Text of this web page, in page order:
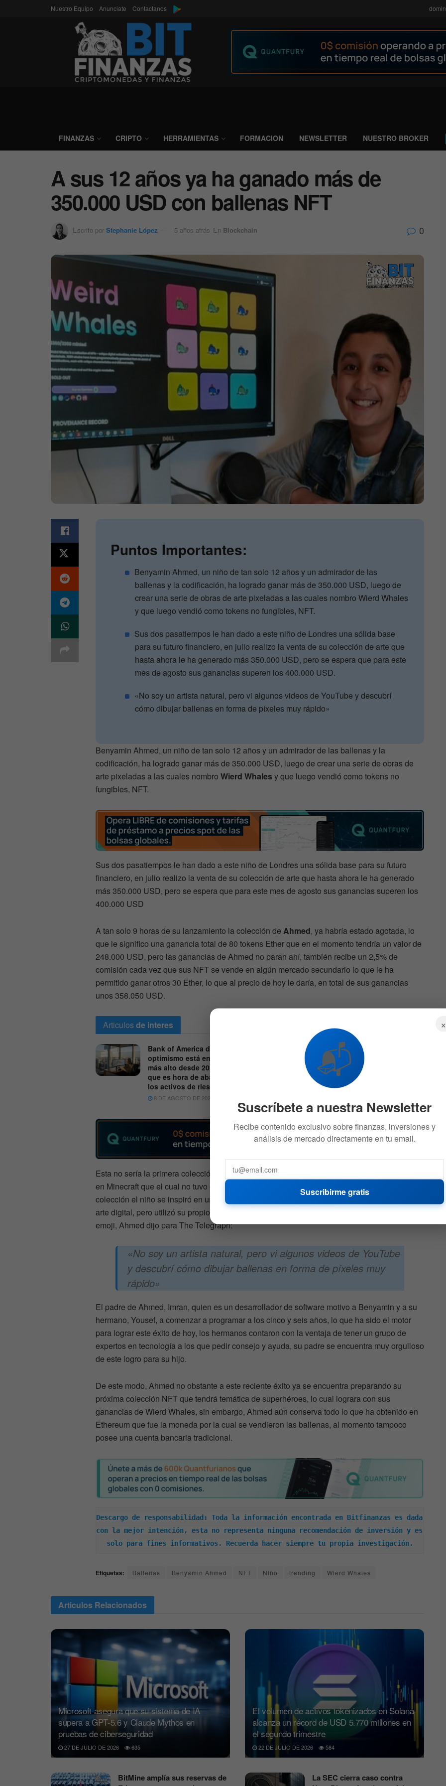
Nuestro Equipo Anunciate Contactanos
FINANZAS CRIPTO HERRAMIENTAS FORMACION NEWSLETTER NUESTRO BROKER
A sus 12 años ya ha ganado más de
350.000 USD con ballenas NFT
Escrito por Stephanie López 5 años atrás En Blockchain 0
Puntos Importantes:
Benyamin Ahmed, un niño de tan solo 12 años y un admirador de las
ballenas y la codificación, ha logrado ganar más de 350.000 USD, luego de
crear una serie de obras de arte pixeladas a las cuales nombro Wierd Whales
y que luego vendió como tokens no fungibles, NFT.
Sus dos pasatiempos le han dado a este niño de Londres una sólida base
para su futuro financiero, en julio realizo la venta de su colección de arte que
hasta ahora le ha generado más 350.000 USD, pero se espera que para este
mes de agosto sus ganancias superen los 400.000 USD.
«No soy un artista natural, pero vi algunos videos de YouTube y descubrí
cómo dibujar ballenas en forma de píxeles muy rápido»
Benyamin Ahmed, un niño de tan solo 12 años y un admirador de las ballenas y la
codificación, ha logrado ganar más de 350.000 USD, luego de crear una serie de obras de
arte pixeladas a las cuales nombro Wierd Whales y que luego vendió como tokens no
fungibles, NFT.
Sus dos pasatiempos le han dado a este niño de Londres una sólida base para su futuro
financiero, en julio realizo la venta de su colección de arte que hasta ahora le ha generado
más 350.000 USD, pero se espera que para este mes de agosto sus ganancias superen los
400.000 USD
A tan solo 9 horas de su lanzamiento la colección de Ahmed, ya habría estado agotada, lo
que le significo una ganancia total de 80 tokens Ether que en el momento tendría un valor de
248.000 USD, pero las ganancias de Ahmed no paran ahí, también recibe un 2,5% de
comisión cada vez que sus NFT se vende en algún mercado secundario lo que le ha
permitido ganar otros 30 Ether, lo que al precio de hoy le daría, en total de sus ganancias
unos 358.050 USD.
Articulosde interes
Bank of America dice que el
optimismo está en su nivel
más alto desde 2021 por lo
que es hora de abandonar
los activos de riesgo
8 DE AGOSTO DE 2026
Las acciones de software
son un caos absoluto.
También lo es todo el
negocio de la IA
7 DE AGOSTO DE 2026
Esta no sería la primera colección de Ahmed anteriormente habría lanzado un set inspirado
en Minecraft que el cual no tuvo el rendimiento que Wierd Whales ha tenido. Para esta
colección el niño se inspiró en un meme de ballena pixelada el cual es un conocido estilo de
arte digital, pero utilizó su propio programa para crear el conjunto de 3.350 ballenas tipo
emoji, Ahmed dijo para The Telegraph:
«No soy un artista natural, pero vi algunos videos de YouTube
y descubrí cómo dibujar ballenas en forma de píxeles muy
rápido»
El padre de Ahmed, Imran, quien es un desarrollador de software motivo a Benyamin y a su
hermano, Yousef, a comenzar a programar a los cinco y seis años, lo que ha sido el motor
para lograr este éxito de hoy, los hermanos contaron con la ventaja de tener un grupo de
expertos en tecnología a los que pedir consejo y ayuda, su padre se encuentra muy orgulloso
de este logro para su hijo.
De este modo, Ahmed no obstante a este reciente éxito ya se encuentra preparando su
próxima colección NFT que tendrá temática de superhéroes, lo cual lograra con sus
ganancias de Wierd Whales, sin embargo, Ahmed aún conserva todo lo que ha obtenido en
Ethereum que fue la moneda por la cual se vendieron las ballenas, al momento tampoco
posee una cuenta bancaria tradicional.
Descargo de responsabilidad: Toda la información encontrada en Bitfinanzas es dada
con la mejor intención, esta no representa ninguna recomendación de inversión y es
solo para fines informativos. Recuerda hacer siempre tu propia investigación.
Etiquetas: Ballenas Benyamin Ahmed NFT Niño trending Wierd Whales
Articulos Relacionados
Microsoft asegura que su sistema de IA
supera a GPT-5.6 y Claude Mythos en
pruebas de ciberseguridad
27 DE JULIO DE 2026 635
El volumen de activos tokenizados en Solana
alcanza un récord de USD 5.770 millones en
el segundo trimestre
22 DE JULIO DE 2026 584
BitMine amplía sus reservas de
La SEC cierra caso contra
×
📬
Suscríbete a nuestra Newsletter
Recibe contenido exclusivo sobre finanzas, inversiones y
análisis de mercado directamente en tu email.
Suscribirme gratis